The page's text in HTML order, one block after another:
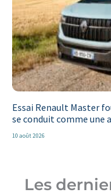
Essai Renault Master
se conduit comme une
10 août 2026
Les